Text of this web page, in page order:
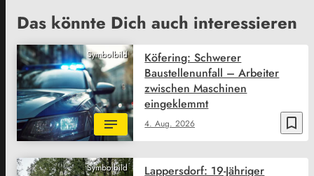
Das könnte Dich auch interessieren
Symbolbild
bookmark_border
4. Aug. 2026
Köfering: Schwerer
Baustellenunfall – Arbeiter
zwischen Maschinen
eingeklemmt
Symbolbild
Lappersdorf: 19-Jähriger